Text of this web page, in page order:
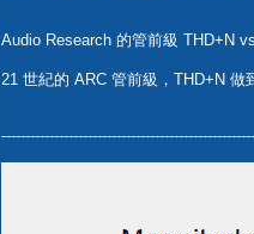
Audio Research 的管前級 THD+N
21 世紀的 ARC 管前級，THD+N 做